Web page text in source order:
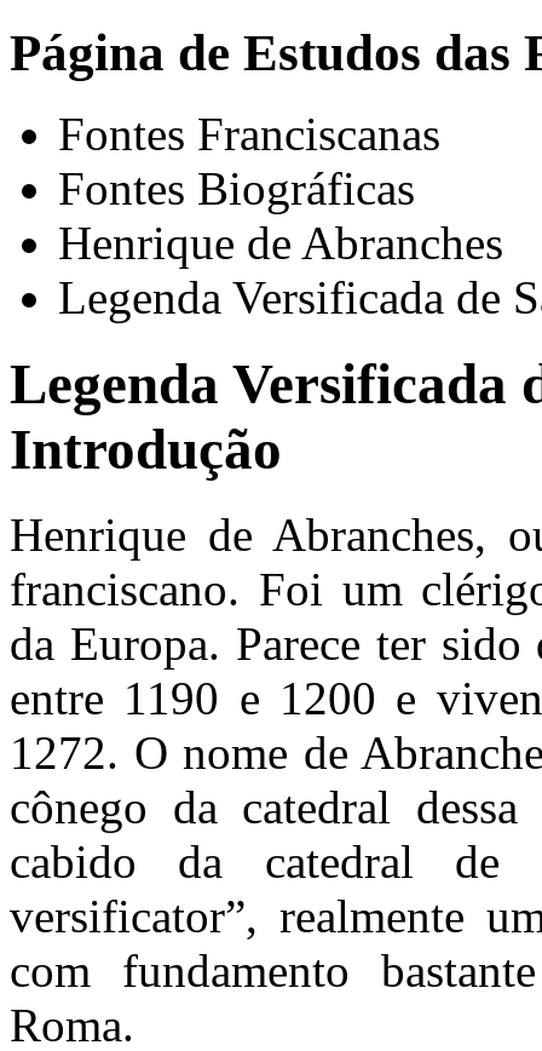
Página de Estudos das
Fontes Franciscanas
Fontes Biográficas
Henrique de Abranches
Legenda Versificada de
Legenda Versificada
Introdução
Henrique de Abranches,
franciscano. Foi um
da Europa. Parece ter
entre 1190 e 1200 e
1272. O nome de
cônego da catedral
cabido da catedral de
versificator”, realmente
com fundamento
Roma.